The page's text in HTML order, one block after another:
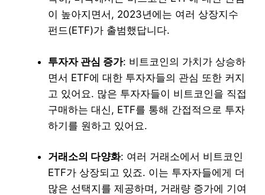
이 높아지면서, 2023년에는 여러 상장지수
펀드(ETF)가 출범했답니다.
투자자 관심 증가: 비트코인의 가치가 상승하
면서 ETF에 대한 투자자들의 관심 또한 커지
고 있어요. 많은 투자자들이 비트코인을 직접
구매하는 대신, ETF를 통해 간접적으로 투자
하기를 원하고 있어요.
거래소의 다양화: 여러 거래소에서 비트코인
ETF가 상장되고 있죠. 이는 투자자들에게 더
많은 선택지를 제공하며, 거래량 증가에 기여